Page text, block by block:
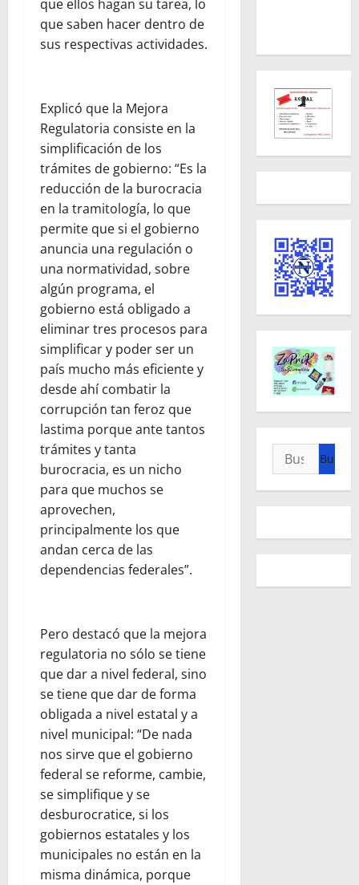
que ellos hagan su tarea, lo
que saben hacer dentro de
sus respectivas actividades.
Explicó que la Mejora
Regulatoria consiste en la
simplificación de los
trámites de gobierno: “Es la
reducción de la burocracia
en la tramitología, lo que
permite que si el gobierno
anuncia una regulación o
una normatividad, sobre
algún programa, el
gobierno está obligado a
eliminar tres procesos para
simplificar y poder ser un
país mucho más eficiente y
desde ahí combatir la
corrupción tan feroz que
lastima porque ante tantos
trámites y tanta
burocracia, es un nicho
para que muchos se
aprovechen,
principalmente los que
andan cerca de las
dependencias federales”.
Pero destacó que la mejora
regulatoria no sólo se tiene
que dar a nivel federal, sino
se tiene que dar de forma
obligada a nivel estatal y a
nivel municipal: “De nada
nos sirve que el gobierno
federal se reforme, cambie,
se simplifique y se
desburocratice, si los
gobiernos estatales y los
municipales no están en la
misma dinámica, porque
Buscar: